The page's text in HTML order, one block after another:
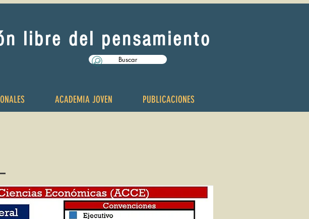
libre del pensamiento
Buscar
ACADEMIA JOVEN PUBLICACIONES